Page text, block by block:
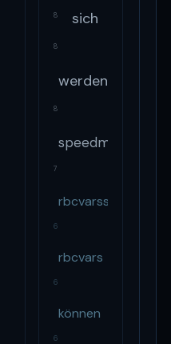
8 sich
8
werden
8
speedmeter
7
rbcvarsstradd
6
rbcvars
6
können
6